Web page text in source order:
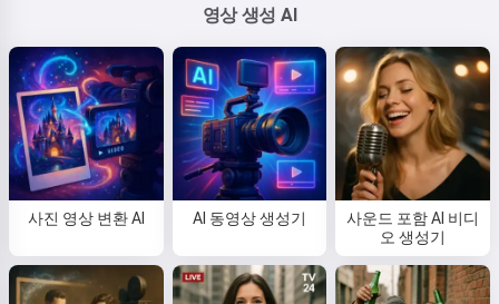
영상 생성 AI
사진 영상 변환 AI AI 동영상 생성기
사운드 포함 AI 비디
오 생성기